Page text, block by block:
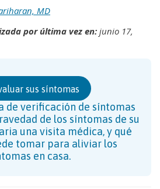
MD
por última vez en: junio 17,
sus síntomas
de verificación de síntomas
de los síntomas de su
una visita médica, y qué
tomar para aliviar los
en casa.